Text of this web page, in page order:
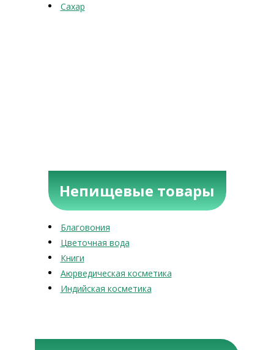
Сахар
Непищевые товары
Благовония
Цветочная вода
Книги
Аюрведическая косметика
Индийская косметика